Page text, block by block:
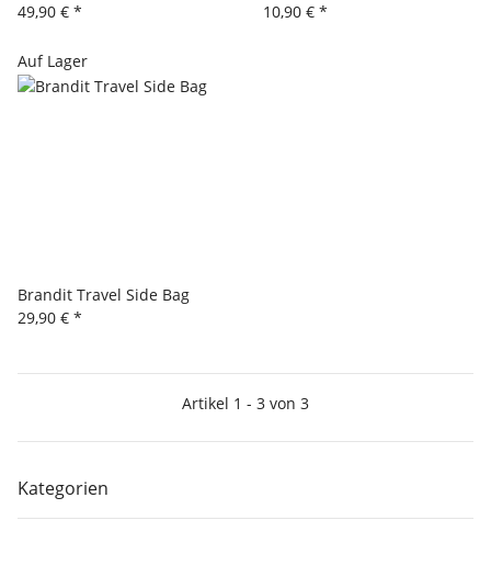
49,90 € *
10,90 € *
Auf Lager
Brandit Travel Side Bag
29,90 € *
Artikel 1 - 3 von 3
Kategorien